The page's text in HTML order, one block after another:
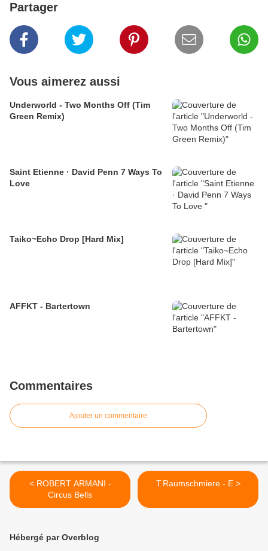
Partager
Vous aimerez aussi
Underworld - Two Months Off (Tim
Green Remix)
Saint Etienne · David Penn 7 Ways To
Love
Taiko~Echo Drop [Hard Mix]
AFFKT - Bartertown
Commentaires
Ajouter un commentaire
< ROBERT ARMANI -
Circus Bells
T.Raumschmiere - E >
Hébergé par Overblog